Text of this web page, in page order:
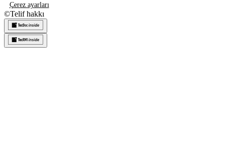
Çerez ayarları
©Telif hakkı